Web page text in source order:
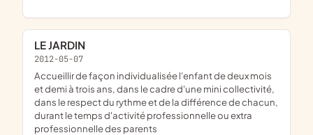
LE JARDIN
2012-05-07
accueillir de façon individualisée l'enfant de deux mois
et demi à trois ans, dans le cadre d'une mini collectivité,
dans le respect du rythme et de la différence de chacun,
durant le temps d'activité professionnelle ou extra
professionnelle des parents